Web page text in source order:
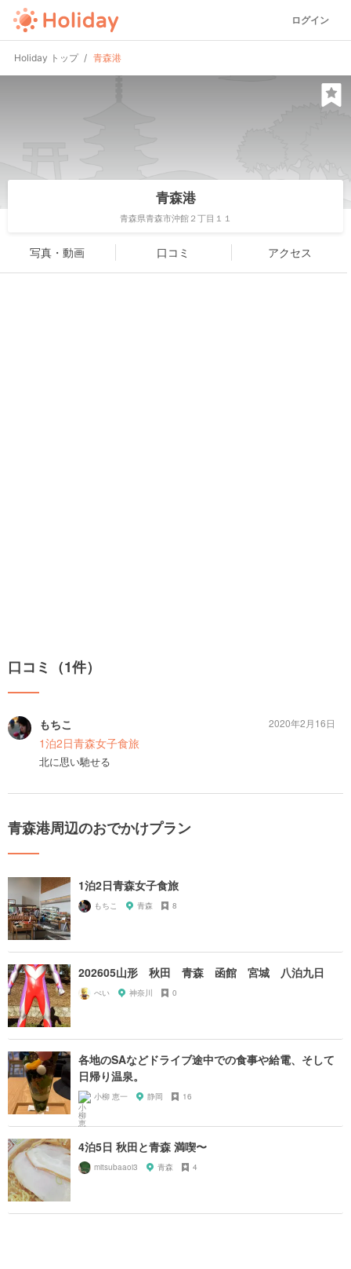
ログイン
Holiday トップ 青森港
青森港
青森県青森市沖館２丁目１１
写真・動画 口コミ アクセス
口コミ（1件）
もちこ
1泊2日青森女子食旅
北に思い馳せる
2020年2月16日
青森港周辺のおでかけプラン
1泊2日青森女子食旅
もちこ 青森 8
202605山形 秋田 青森 函館 宮城 八泊九日
ぺい 神奈川 0
各地のSAなどドライブ途中での食事や給電、そして
日帰り温泉。
小柳 恵一 静岡 16
4泊5日 秋田と青森 満喫〜
mitsubaaoi3 青森 4